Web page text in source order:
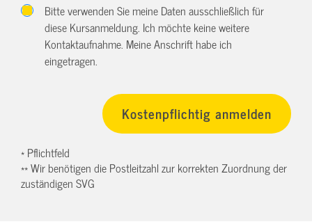
Bitte verwenden Sie meine Daten ausschließlich für
diese Kursanmeldung. Ich möchte keine weitere
Kontaktaufnahme. Meine Anschrift habe ich
eingetragen.
* Pflichtfeld
** Wir benötigen die Postleitzahl zur korrekten Zuordnung der
zuständigen SVG